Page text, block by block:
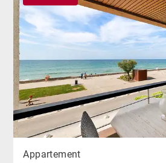
Appartement